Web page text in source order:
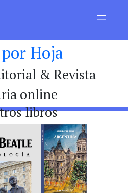
Hoja
& Revista
online
libros